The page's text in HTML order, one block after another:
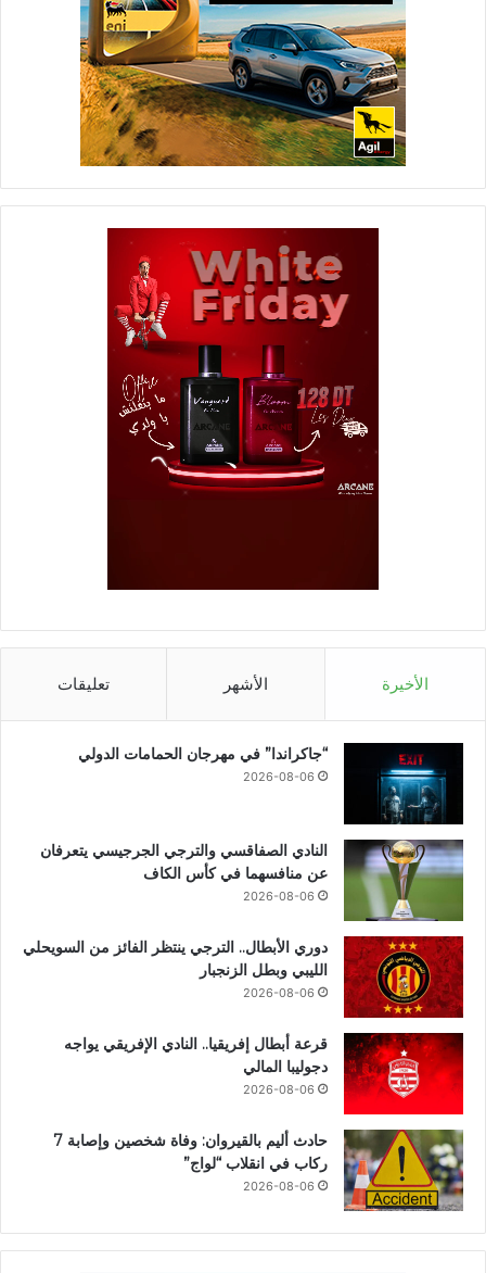
الأخيرة الأشهر تعليقات
“جاكراندا” في مهرجان الحمامات الدولي
2026-08-06
النادي الصفاقسي والترجي الجرجيسي يتعرفان
عن منافسهما في كأس الكاف
2026-08-06
دوري الأبطال.. الترجي ينتظر الفائز من السويحلي
الليبي وبطل الزنجبار
2026-08-06
قرعة أبطال إفريقيا.. النادي الإفريقي يواجه
دجوليبا المالي
2026-08-06
حادث أليم بالقيروان: وفاة شخصين وإصابة 7
ركاب في انقلاب “لواج”
2026-08-06